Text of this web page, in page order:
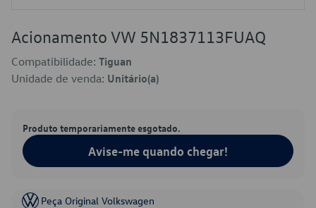
Acionamento VW 5N1837113FUAQ
Compatibilidade: Tiguan
Unidade de venda: Unitário(a)
Produto temporariamente esgotado.
Avise-me quando chegar!
Peça Original Volkswagen